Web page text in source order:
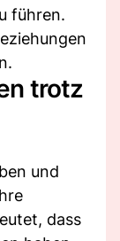
führen.
trotz
und
dass